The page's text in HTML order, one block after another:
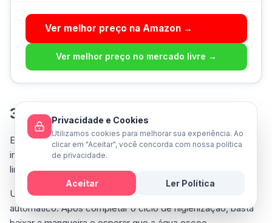
Ver melhor preço na Amazon →
Ver melhor preço no mercado livre →
3. Suggar Turbilhão Max 7kg
Este modelo se destaca por oferecer três níveis de água e
impressionantes dez programas de lavagem, facilitando a
limpeza de diferentes tipos de tecidos sem dificuldades.
Um dos recursos notáveis é a função de desligamento
automático. Após completar o ciclo de higienização, basta
Privacidade e Cookies
Utilizamos cookies para melhorar sua experiência. Ao
clicar em "Aceitar", você concorda com nossa política
de privacidade.
Aceitar
Ler Política